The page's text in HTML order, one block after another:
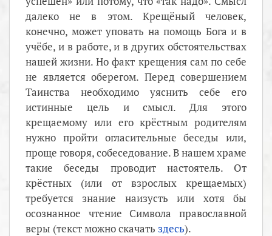
далеко не в этом. Крещёный человек,
конечно, может уповать на помощь Бога и в
учёбе, и в работе, и в других обстоятельствах
нашей жизни. Но факт крещения сам по себе
не является оберегом. Перед совершением
Таинства необходимо уяснить себе его
истинные цель и смысл. Для этого
крещаемому или его крёстным родителям
нужно пройти огласительные беседы или,
проще говоря, собеседование. В нашем храме
такие беседы проводит настоятель. От
крёстных (или от взрослых крещаемых)
требуется знание наизусть или хотя бы
осознанное чтение Символа православной
веры (текст можно скачать здесь).